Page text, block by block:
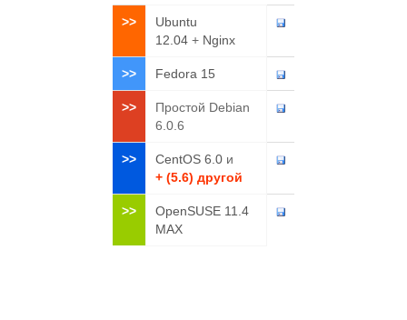
>>
Ubuntu
12.04 + Nginx
>> Fedora 15
>>
Простой Debian
6.0.6
>> CentOS 6.0 и
+ (5.6) другой
>>
OpenSUSE 11.4
MAX